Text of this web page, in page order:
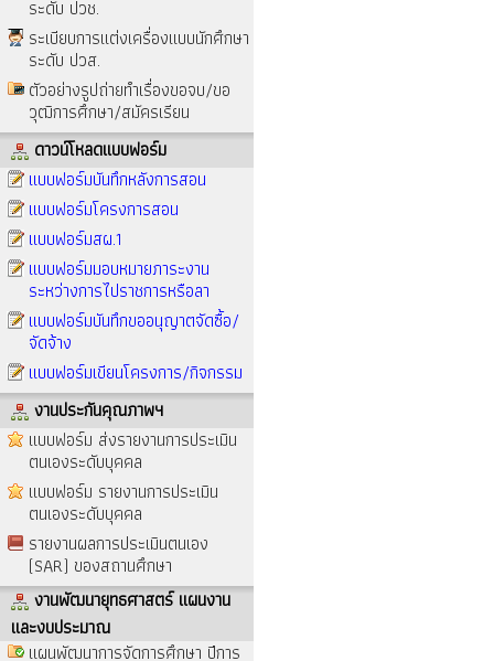
ระดับ ปวช.
ระเบียบการแต่งเครื่องแบบนักศึกษา
ระดับ ปวส.
ตัวอย่างรูปถ่ายทำเรื่องขอจบ/ขอ
วุฒิการศึกษา/สมัครเรียน
ดาวน์โหลดแบบฟอร์ม
แบบฟอร์มบันทึกหลังการสอน
แบบฟอร์มโครงการสอน
แบบฟอร์มสผ.1
แบบฟอร์มมอบหมายภาระงาน
ระหว่างการไปราชการหรือลา
แบบฟอร์มบันทึกขออนุญาตจัดซื้อ/
จัดจ้าง
แบบฟอร์มเขียนโครงการ/กิจกรรม
งานประกันคุณภาพฯ
แบบฟอร์ม ส่งรายงานการประเมิน
ตนเองระดับบุคคล
แบบฟอร์ม รายงานการประเมิน
ตนเองระดับบุคคล
รายงานผลการประเมินตนเอง
(SAR) ของสถานศึกษา
งานพัฒนายุทธศาสตร์ แผนงาน
และงบประมาณ
แผนพัฒนาการจัดการศึกษา ปีการ